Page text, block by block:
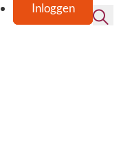
Inloggen